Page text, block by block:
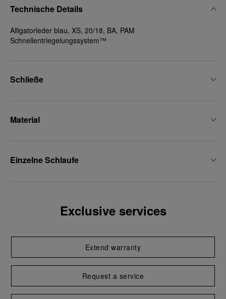
Technische Details
Alligatorleder blau, XS, 20/18, BA, PAM
Schnellentriegelungssystem™
Schließe
Material
Einzelne Schlaufe
Exclusive services
Extend warranty
Request a service
akzeptieren“, um Ihr Einverständnis zu
verwendet werden dürfen.